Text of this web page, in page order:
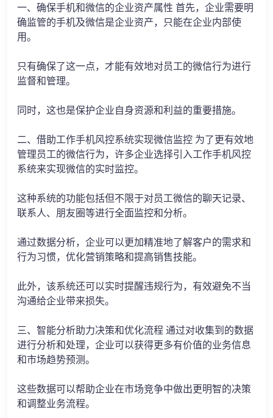
一、确保手机和微信的企业资产属性 首先，企业需要明
确监管的手机及微信是企业资产，只能在企业内部使
用。
只有确保了这一点，才能有效地对员工的微信行为进行
监督和管理。
同时，这也是保护企业自身资源和利益的重要措施。
二、借助工作手机风控系统实现微信监控 为了更有效地
管理员工的微信行为，许多企业选择引入工作手机风控
系统来实现微信的实时监控。
这种系统的功能包括但不限于对员工微信的聊天记录、
联系人、朋友圈等进行全面监控和分析。
通过数据分析，企业可以更加精准地了解客户的需求和
行为习惯，优化营销策略和提高销售技能。
此外，该系统还可以实时提醒违规行为，有效避免不当
沟通给企业带来损失。
三、智能分析助力决策和优化流程 通过对收集到的数据
进行分析和处理，企业可以获得更多有价值的业务信息
和市场趋势预测。
这些数据可以帮助企业在市场竞争中做出更明智的决策
和调整业务流程。